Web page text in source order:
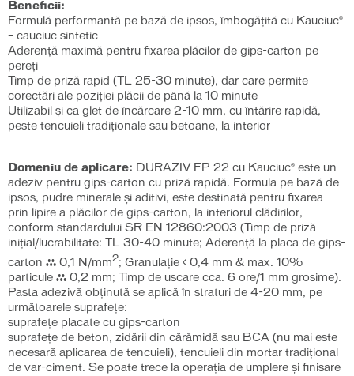
Beneficii:
Formulă performantă pe bază de ipsos, îmbogățită cu Kauciuc®
– cauciuc sintetic
Aderenţă maximă pentru fixarea plăcilor de gips-carton pe
pereţi
Timp de priză rapid (TL 25-30 minute), dar care permite
corectări ale poziţiei plăcii de până la 10 minute
Utilizabil şi ca glet de încărcare 2-10 mm, cu întărire rapidă,
peste tencuieli tradiţionale sau betoane, la interior
Domeniu de aplicare: DURAZIV FP 22 cu Kauciuc® este un
adeziv pentru gips-carton cu priză rapidă. Formula pe bază de
ipsos, pudre minerale şi aditivi, este destinată pentru fixarea
prin lipire a plăcilor de gips-carton, la interiorul clădirilor,
conform standardului SR EN 12860:2003 (Timp de priză
inițial/lucrabilitate: TL 30-40 minute; Aderență la placa de gips-
carton ≥ 0,1 N/mm2; Granulație < 0,4 mm & max. 10%
particule ≥ 0,2 mm; Timp de uscare cca. 6 ore/1 mm grosime).
Pasta adezivă obținută se aplică în straturi de 4-20 mm, pe
următoarele suprafeţe:
suprafeţe placate cu gips-carton
suprafeţe de beton, zidării din cărămidă sau BCA (nu mai este
necesară aplicarea de tencuieli), tencuieli din mortar tradiţional
de var-ciment. Se poate trece la operaţia de umplere şi finisare